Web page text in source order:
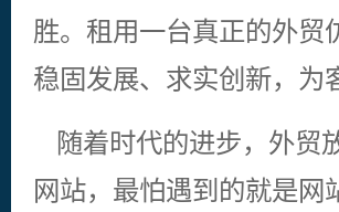
胜。租用一台真正的外贸
稳固发展、求实创新，为
随着时代的进步，外贸
网站，最怕遇到的就是